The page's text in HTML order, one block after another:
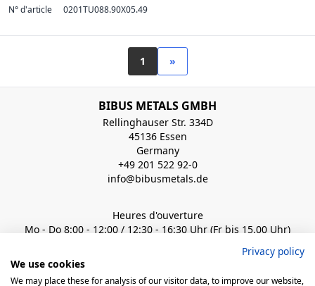
N° d'article 0201TU088.90X05.49
1 »
BIBUS METALS GMBH
Rellinghauser Str. 334D
45136 Essen
Germany
+49 201 522 92-0
info@bibusmetals.de
Heures d'ouverture
Mo - Do 8:00 - 12:00 / 12:30 - 16:30 Uhr (Fr bis 15.00 Uhr)
Privacy policy
We use cookies
We may place these for analysis of our visitor data, to improve our website,